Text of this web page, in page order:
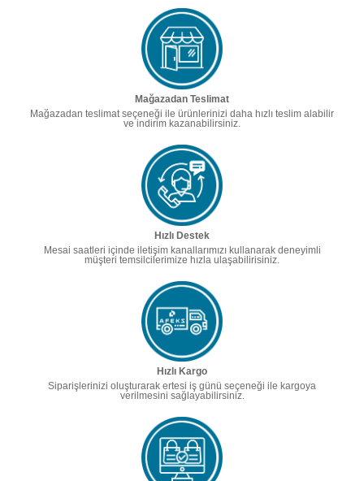
Mağazadan Teslimat
Mağazadan teslimat seçeneği ile ürünlerinizi daha hızlı teslim alabilir
ve indirim kazanabilirsiniz.
Hızlı Destek
Mesai saatleri içinde iletişim kanallarımızı kullanarak deneyimli
müşteri temsilcilerimize hızla ulaşabilirisiniz.
Hızlı Kargo
Siparişlerinizi oluşturarak ertesi iş günü seçeneği ile kargoya
verilmesini sağlayabilirsiniz.